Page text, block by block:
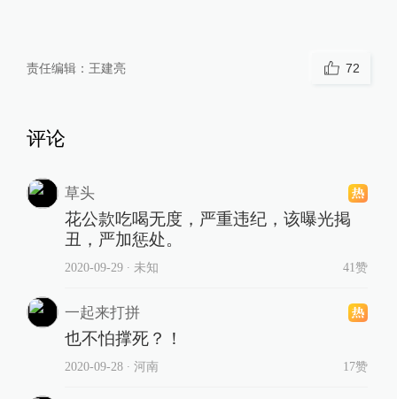
责任编辑： 王建亮 72
评论
草头
花公款吃喝无度，严重违纪，该曝光掲
丑，严加惩处。
2020-09-29∙ 未知 41赞
一起来打拼
也不怕撑死？！
2020-09-28∙ 河南 17赞